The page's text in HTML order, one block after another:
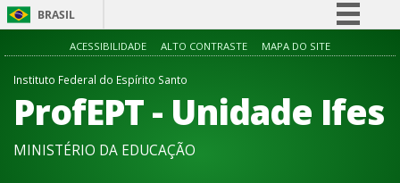
BRASIL
Simplifique!
Participe
Acesso à informação
ACESSIBILIDADE ALTO CONTRASTE MAPA DO SITE
Instituto Federal do Espírito Santo
ProfEPT - Unidade Ifes
MINISTÉRIO DA EDUCAÇÃO